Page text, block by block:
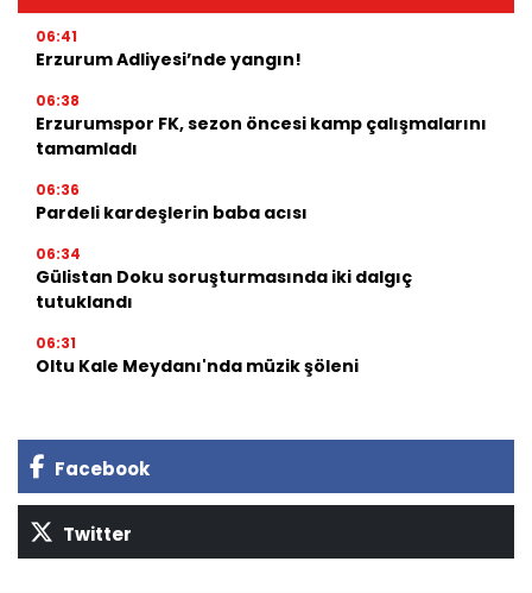
06:41
Erzurum Adliyesi’nde yangın!
06:38
Erzurumspor FK, sezon öncesi kamp çalışmalarını
tamamladı
06:36
Pardeli kardeşlerin baba acısı
06:34
Gülistan Doku soruşturmasında iki dalgıç
tutuklandı
06:31
Oltu Kale Meydanı'nda müzik şöleni
Facebook
Twitter